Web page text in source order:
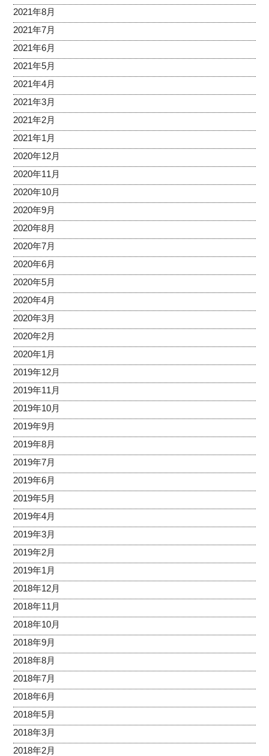
2021年8月
2021年7月
2021年6月
2021年5月
2021年4月
2021年3月
2021年2月
2021年1月
2020年12月
2020年11月
2020年10月
2020年9月
2020年8月
2020年7月
2020年6月
2020年5月
2020年4月
2020年3月
2020年2月
2020年1月
2019年12月
2019年11月
2019年10月
2019年9月
2019年8月
2019年7月
2019年6月
2019年5月
2019年4月
2019年3月
2019年2月
2019年1月
2018年12月
2018年11月
2018年10月
2018年9月
2018年8月
2018年7月
2018年6月
2018年5月
2018年3月
2018年2月